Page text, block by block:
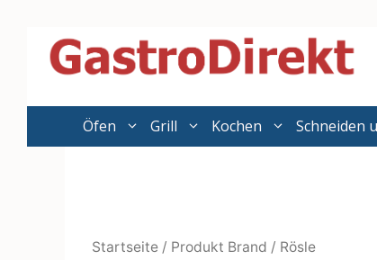
Zum
Inhalt
Öfen Grill Kochen Schneiden
Startseite / Produkt Brand / Rösle